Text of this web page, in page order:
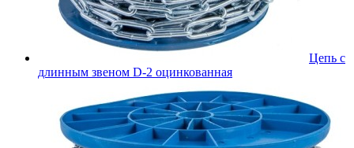
Цепь с
длинным звеном D-2 оцинкованная